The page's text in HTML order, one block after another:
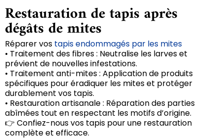
Restauration de tapis après
dégâts de mites
Réparer vos tapis endommagés par les mites
• Traitement des fibres : Neutralise les larves et
prévient de nouvelles infestations.
• Traitement anti-mites : Application de produits
spécifiques pour éradiquer les mites et protéger
durablement vos tapis.
• Restauration artisanale : Réparation des parties
abîmées tout en respectant les motifs d’origine.
👉 Confiez-nous vos tapis pour une restauration
complète et efficace.